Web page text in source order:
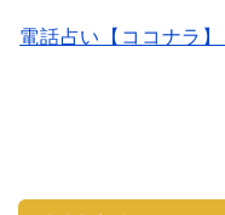
電話占い【ココナラ